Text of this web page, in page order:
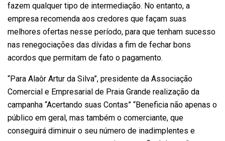
fazem qualquer tipo de intermediação. No entanto, a
empresa recomenda aos credores que façam suas
melhores ofertas nesse período, para que tenham sucesso
nas renegociações das dívidas a fim de fechar bons
acordos que permitam de fato o pagamento.
“Para Alaôr Artur da Silva”, presidente da Associação
Comercial e Empresarial de Praia Grande realização da
campanha “Acertando suas Contas” “Beneficia não apenas o
público em geral, mas também o comerciante, que
conseguirá diminuir o seu número de inadimplentes e